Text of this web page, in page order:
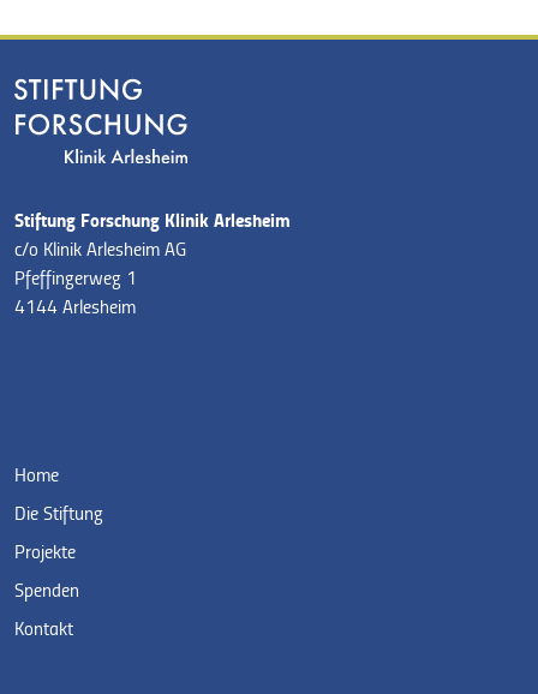
Stiftung Forschung Klinik Arlesheim
c/o Klinik Arlesheim AG
Pfeffingerweg 1
4144 Arlesheim
Home
Die Stiftung
Projekte
Spenden
Kontakt